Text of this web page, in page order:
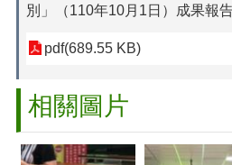
別」（110年10月1日）成果報
pdf(689.55 KB)
相關圖片